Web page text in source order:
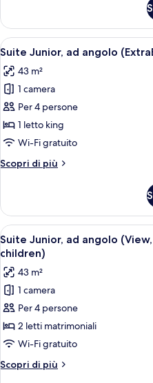
2
Children)
familiare
(View,
2
+
2
Apri
tutte
le
foto
per
Suite
Junior,
angolo
Adults
+
2
Children)
10
Suite Junior, ad angolo
43 m²
1 camera
Per 4 persone
1 letto king
Wi-Fi gratuito
Scopri di più
Altri
Junior,
ad
angolo
(ExtraBed
Adults
+
2
Children)
Apri
tutte
le
foto
per
Suite
Junior,
ad
angolo
(View,
6
Suite Junior, ad angolo
children)
43 m²
1 camera
Per 4 persone
2 letti matrimoniali
Wi-Fi gratuito
Scopri di più
Altri